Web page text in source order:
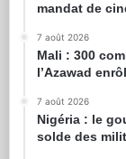
mandat de
7 août 2026
Mali : 300
l’Azawad
7 août 2026
Nigéria : le
solde des